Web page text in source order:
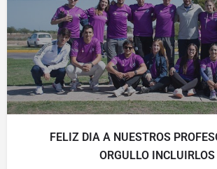
FELIZ DIA A NUESTROS
ORGULLO INCLUIRLOS